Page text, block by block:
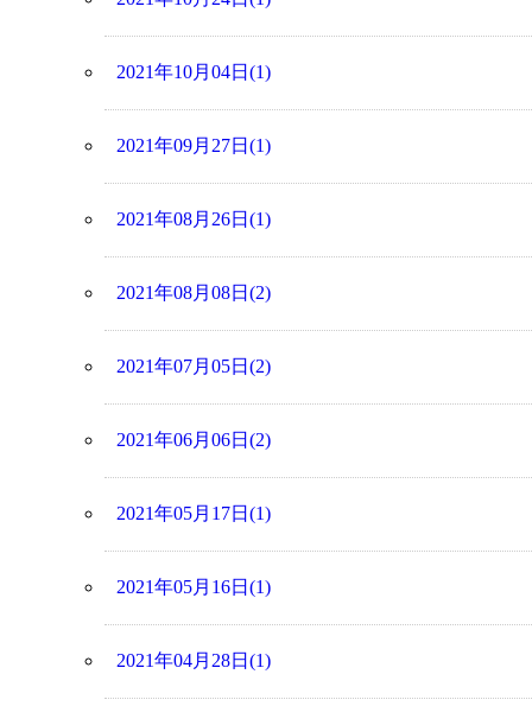
2021年10月04日(1)
2021年09月27日(1)
2021年08月26日(1)
2021年08月08日(2)
2021年07月05日(2)
2021年06月06日(2)
2021年05月17日(1)
2021年05月16日(1)
2021年04月28日(1)